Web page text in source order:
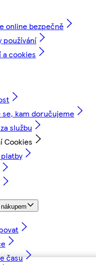
online bezpečně
používání
a cookies
se, kam doručujeme
službu
Cookies
času